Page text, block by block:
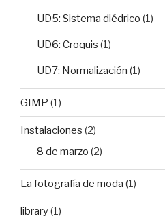
UD5: Sistema diédrico (1)
UD6: Croquis (1)
UD7: Normalización (1)
GIMP (1)
Instalaciones (2)
8 de marzo (2)
La fotografía de moda (1)
library(1)